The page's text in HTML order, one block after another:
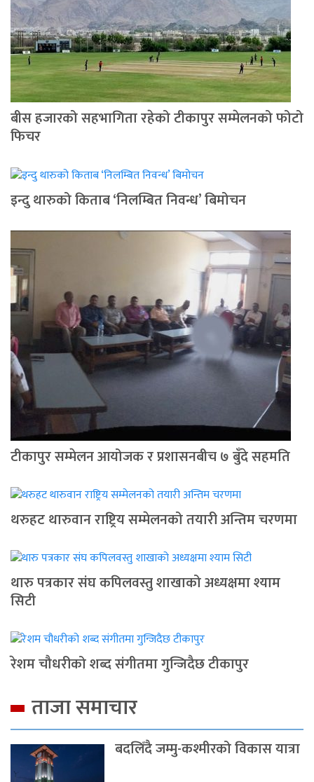
बीस हजारको सहभागिता रहेको टीकापुर सम्मेलनको फोटो
फिचर
इन्दु थारुको किताब ‘निलम्बित निवन्ध’ बिमोचन
टीकापुर सम्मेलन आयोजक र प्रशासनबीच ७ बुँदे सहमति
थरुहट थारुवान राष्ट्रिय सम्मेलनको तयारी अन्तिम चरणमा
थारु पत्रकार संघ कपिलवस्तु शाखाको अध्यक्षमा श्याम
सिटी
रेशम चौधरीको शब्द संगीतमा गुन्जिदैछ टीकापुर
ताजा समाचार
बदलिँदै जम्मु-कश्मीरको विकास यात्रा